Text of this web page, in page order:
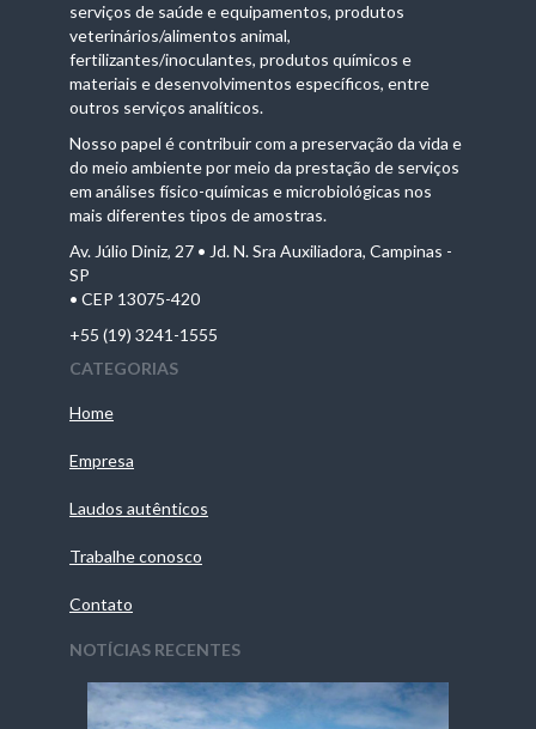
serviços de saúde e equipamentos, produtos
veterinários/alimentos animal,
fertilizantes/inoculantes, produtos químicos e
materiais e desenvolvimentos específicos, entre
outros serviços analíticos.
Nosso papel é contribuir com a preservação da vida e
do meio ambiente por meio da prestação de serviços
em análises físico-químicas e microbiológicas nos
mais diferentes tipos de amostras.
Av. Júlio Diniz, 27 • Jd. N. Sra Auxiliadora, Campinas -
SP
• CEP 13075-420
+55 (19) 3241-1555
CATEGORIAS
Home
Empresa
Laudos autênticos
Trabalhe conosco
Contato
NOTÍCIAS RECENTES